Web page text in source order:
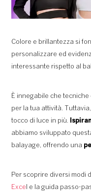
Colore e brillantezza si
personalizzare ed
interessante rispetto al
È innegabile che
per la tua attività.
tocco di luce in più.
abbiamo sviluppato
balayage, offrendo una
Per scoprire diversi modi
Exce l e la guida passo-